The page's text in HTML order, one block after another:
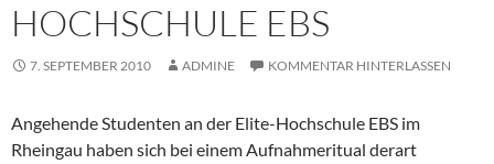
HOCHSCHULE EBS
7. SEPTEMBER 2010 ADMINE KOMMENTAR HINTERLASSEN
Angehende Studenten an der Elite-Hochschule EBS im
Rheingau haben sich bei einem Aufnahmeritual derart